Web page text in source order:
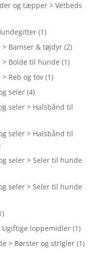
og tæpper > Vetbeds
(1)
Bamser & tøjdyr (2)
Bolde til hunde (1)
Reb og tov (1)
seler (4)
seler > Halsbånd til
seler > Halsbånd til
seler > Seler til hunde
seler > Seler til hunde
Ugiftige loppemidler (1)
> Børster og strigler (1)